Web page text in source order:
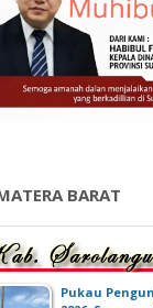
BARAT
‎Pukau